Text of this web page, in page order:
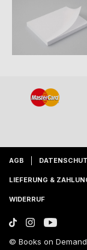
AGB
LIEFERUNG &
WIDERRUF
© Books on